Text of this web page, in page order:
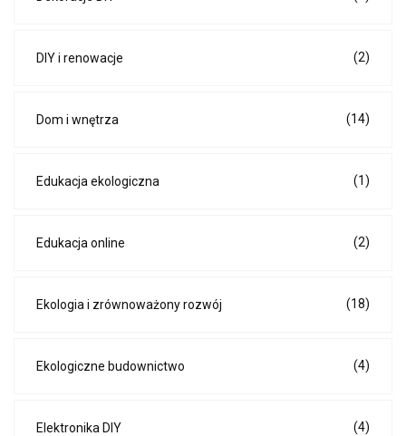
DIY i renowacje (2)
Dom i wnętrza (14)
Edukacja ekologiczna (1)
Edukacja online (2)
Ekologia i zrównoważony rozwój (18)
Ekologiczne budownictwo (4)
Elektronika DIY (4)